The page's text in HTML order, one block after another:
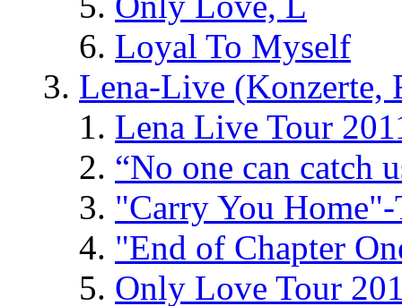
Loyal To Myself
Lena-Live (Konzerte,
Lena Live Tour
“No one can catch
"Carry You
"End of Chapter
Only Love Tour